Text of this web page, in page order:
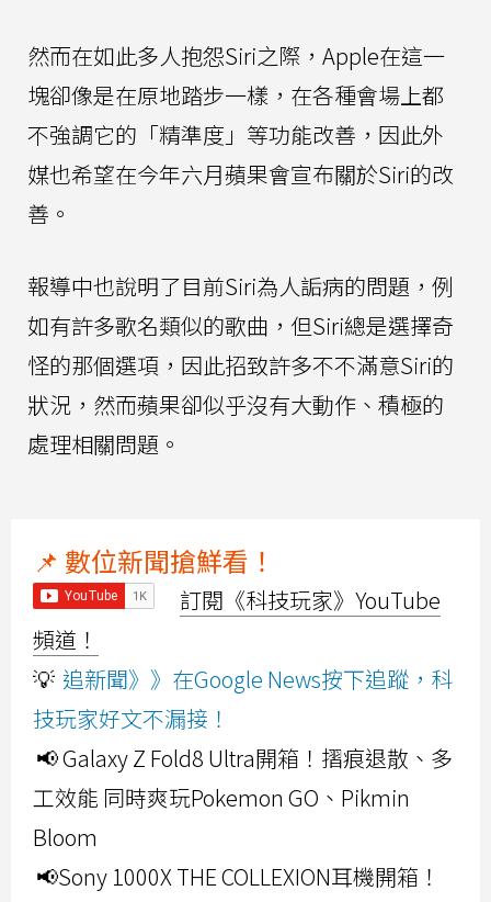
然而在如此多人抱怨Siri之際，Apple在這一
塊卻像是在原地踏步一樣，在各種會場上都
不強調它的「精準度」等功能改善，因此外
媒也希望在今年六月蘋果會宣布關於Siri的改
善。
報導中也說明了目前Siri為人詬病的問題，例
如有許多歌名類似的歌曲，但Siri總是選擇奇
怪的那個選項，因此招致許多不不滿意Siri的
狀況，然而蘋果卻似乎沒有大動作、積極的
處理相關問題。
📌 數位新聞搶鮮看！
訂閱《科技玩家》YouTube
頻道！
💡 追新聞》》在Google News按下追蹤，科
技玩家好文不漏接！
📢 Galaxy Z Fold8 Ultra開箱！摺痕退散、多
工效能 同時爽玩Pokemon GO、Pikmin
Bloom
📢Sony 1000X THE COLLEXION耳機開箱！